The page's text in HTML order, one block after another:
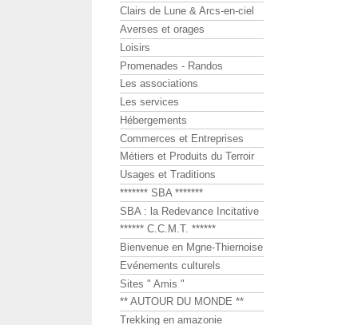
Clairs de Lune & Arcs-en-ciel
Averses et orages
Loisirs
Promenades - Randos
Les associations
Les services
Hébergements
Commerces et Entreprises
Métiers et Produits du Terroir
Usages et Traditions
******* SBA *******
SBA : la Redevance Incitative
****** C.C.M.T. ******
Bienvenue en Mgne-Thiernoise
Evénements culturels
Sites " Amis "
** AUTOUR DU MONDE **
Trekking en amazonie